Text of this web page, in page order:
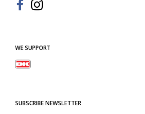
WE SUPPORT
SUBSCRIBE NEWSLETTER